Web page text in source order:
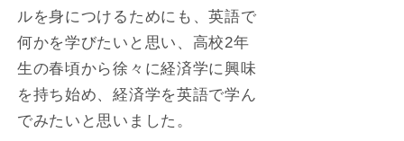
ルを身につけるためにも、英語で
何かを学びたいと思い、高校2年
生の春頃から徐々に経済学に興味
を持ち始め、経済学を英語で学ん
でみたいと思いました。